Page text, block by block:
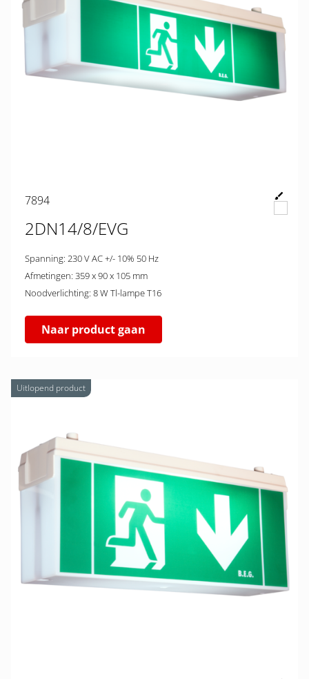
7894
2DN14/8/EVG
Spanning: 230 V AC +/- 10% 50 Hz
Afmetingen: 359 x 90 x 105 mm
Noodverlichting: 8 W Tl-lampe T16
Naar product gaan
Uitlopend product